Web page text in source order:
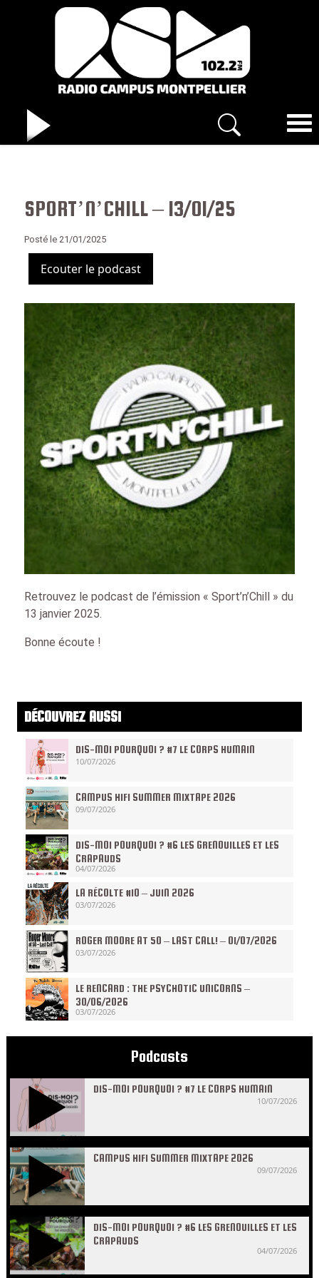
SPORT’N’CHILL – 13/01/25
Posté le 21/01/2025
Ecouter le podcast
Retrouvez le podcast de l’émission « Sport’n’Chill » du
13 janvier 2025.
Bonne écoute !
DÉCOUVREZ AUSSI
DIS-MOI POURQUOI ? #7 LE CORPS HUMAIN
10/07/2026
CAMPUS HIFI SUMMER MIXTAPE 2026
09/07/2026
DIS-MOI POURQUOI ? #6 LES GRENOUILLES ET LES
CRAPAUDS
04/07/2026
LA RÉCOLTE #10 – JUIN 2026
03/07/2026
ROGER MOORE AT 50 – LAST CALL! – 01/07/2026
03/07/2026
LE RENCARD : THE PSYCHOTIC UNICORNS –
30/06/2026
03/07/2026
Podcasts
DIS-MOI POURQUOI ? #7 LE CORPS HUMAIN
10/07/2026
CAMPUS HIFI SUMMER MIXTAPE 2026
09/07/2026
DIS-MOI POURQUOI ? #6 LES GRENOUILLES ET LES
CRAPAUDS
04/07/2026